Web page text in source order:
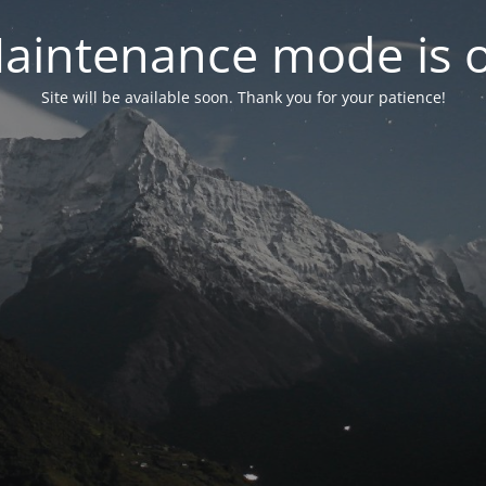
mode is
Site will be available soon. Thank you for your patience!